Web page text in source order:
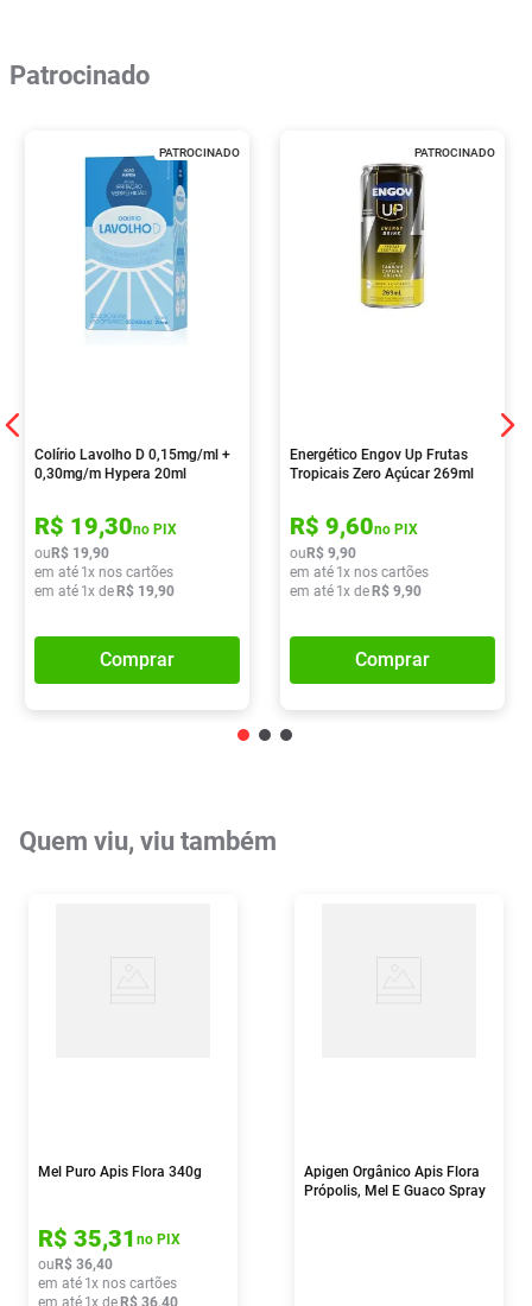
Patrocinado
PATROCINADO
Colírio Lavolho D 0,15mg/ml +
0,30mg/m Hypera 20ml
R$ 19,30no PIX
ou R$ 19,90
em até 1x nos cartões
em até 1x de R$ 19,90
Comprar
PATROCINADO
Energético Engov Up Frutas
Tropicais Zero Açúcar 269ml
R$ 9,60no PIX
ou R$ 9,90
em até 1x nos cartões
em até 1x de R$ 9,90
Comprar
Quem viu, viu também
Mel Puro Apis Flora 340g
R$ 35,31 no PIX
ou R$ 36,40
em até 1x nos cartões
Apigen Orgânico Apis Flora
Própolis, Mel E Guaco Spray